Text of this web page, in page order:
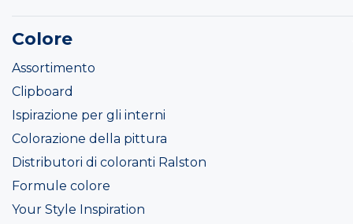
Colore
Assortimento
Clipboard
Ispirazione per gli interni
Colorazione della pittura
Distributori di coloranti Ralston
Formule colore
Your Style Inspiration